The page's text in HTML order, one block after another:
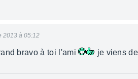
2013 à 05:12
bravo à toi l'ami
je viens